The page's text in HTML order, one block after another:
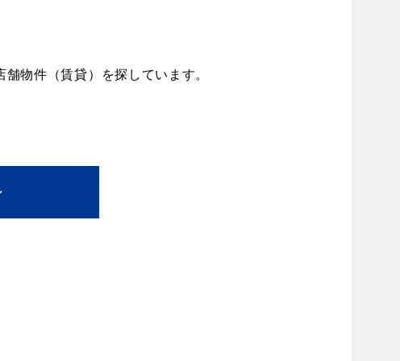
物件（賃貸）を探しています。